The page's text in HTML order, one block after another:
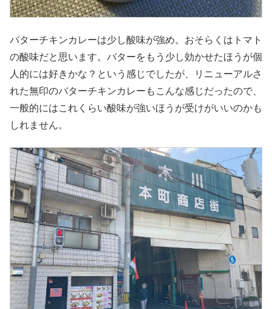
バターチキンカレーは少し酸味が強め。おそらくはトマト
の酸味だと思います。バターをもう少し効かせたほうが個
人的には好きかな？という感じでしたが、リニューアルさ
れた無印のバターチキンカレーもこんな感じだったので、
一般的にはこれくらい酸味が強いほうが受けがいいのかも
しれません。